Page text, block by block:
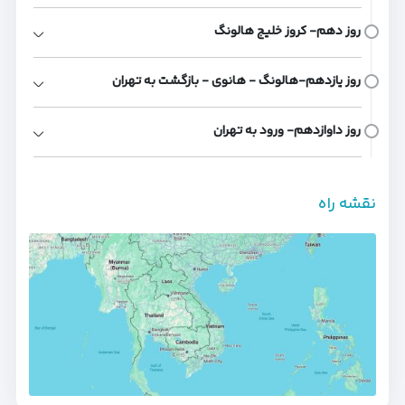
روز دهم- کروز خلیج هالونگ
روز یازدهم-هالونگ - هانوی - بازگشت به تهران
روز داوازدهم- ورود به تهران
نقشه راه